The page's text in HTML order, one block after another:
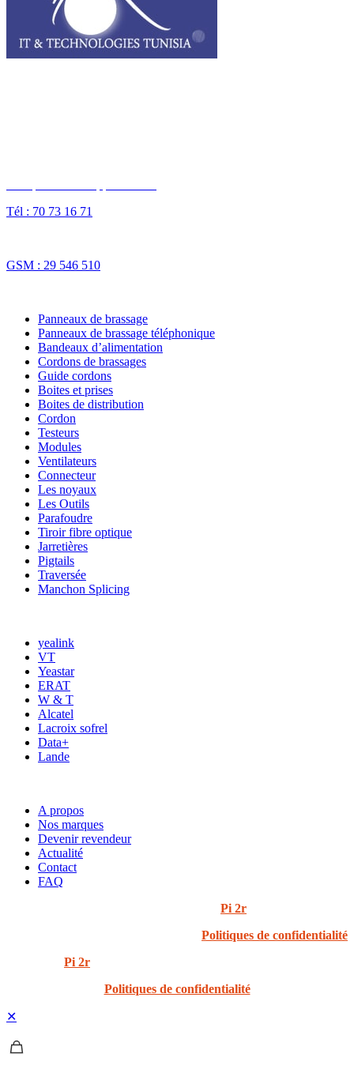
Tél : 70 73 16 71
GSM : 29 546 510
Panneaux de brassage
Panneaux de brassage téléphonique
Bandeaux d’alimentation
Cordons de brassages
Guide cordons
Boites et prises
Boites de distribution
Cordon
Testeurs
Modules
Ventilateurs
Connecteur
Les noyaux
Les Outils
Parafoudre
Tiroir fibre optique
Jarretières
Pigtails
Traversée
Manchon Splicing
yealink
VT
Yeastar
ERAT
W & T
Alcatel
Lacroix sofrel
Data+
Lande
A propos
Nos marques
Devenir revendeur
Actualité
Contact
FAQ
Pi 2r
Politiques de confidentialité
Pi 2r
Politiques de confidentialité
✕